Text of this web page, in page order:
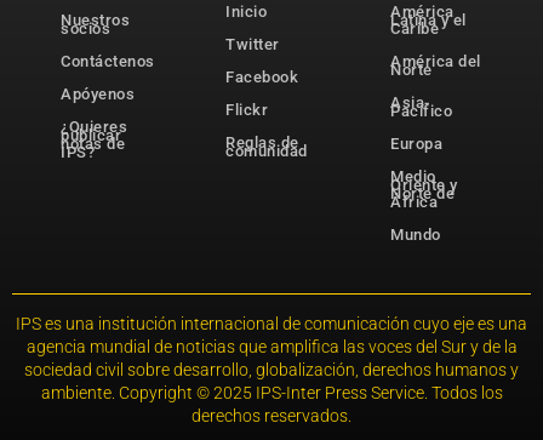
Nuestros
socios
Contáctenos
Apóyenos
¿Quieres
publicar
notas de
IPS?
Inicio
Twitter
Facebook
Flickr
Reglas de
comunidad
América
Latina y el
Caribe
América del
Norte
Asia-
Pacífico
Europa
Medio
Oriente y
Norte de
África
Mundo
IPS es una institución internacional de comunicación cuyo eje es una
agencia mundial de noticias que amplifica las voces del Sur y de la
sociedad civil sobre desarrollo, globalización, derechos humanos y
ambiente. Copyright © 2025 IPS-Inter Press Service. Todos los
derechos reservados.